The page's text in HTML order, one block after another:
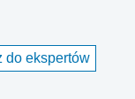
do ekspertów